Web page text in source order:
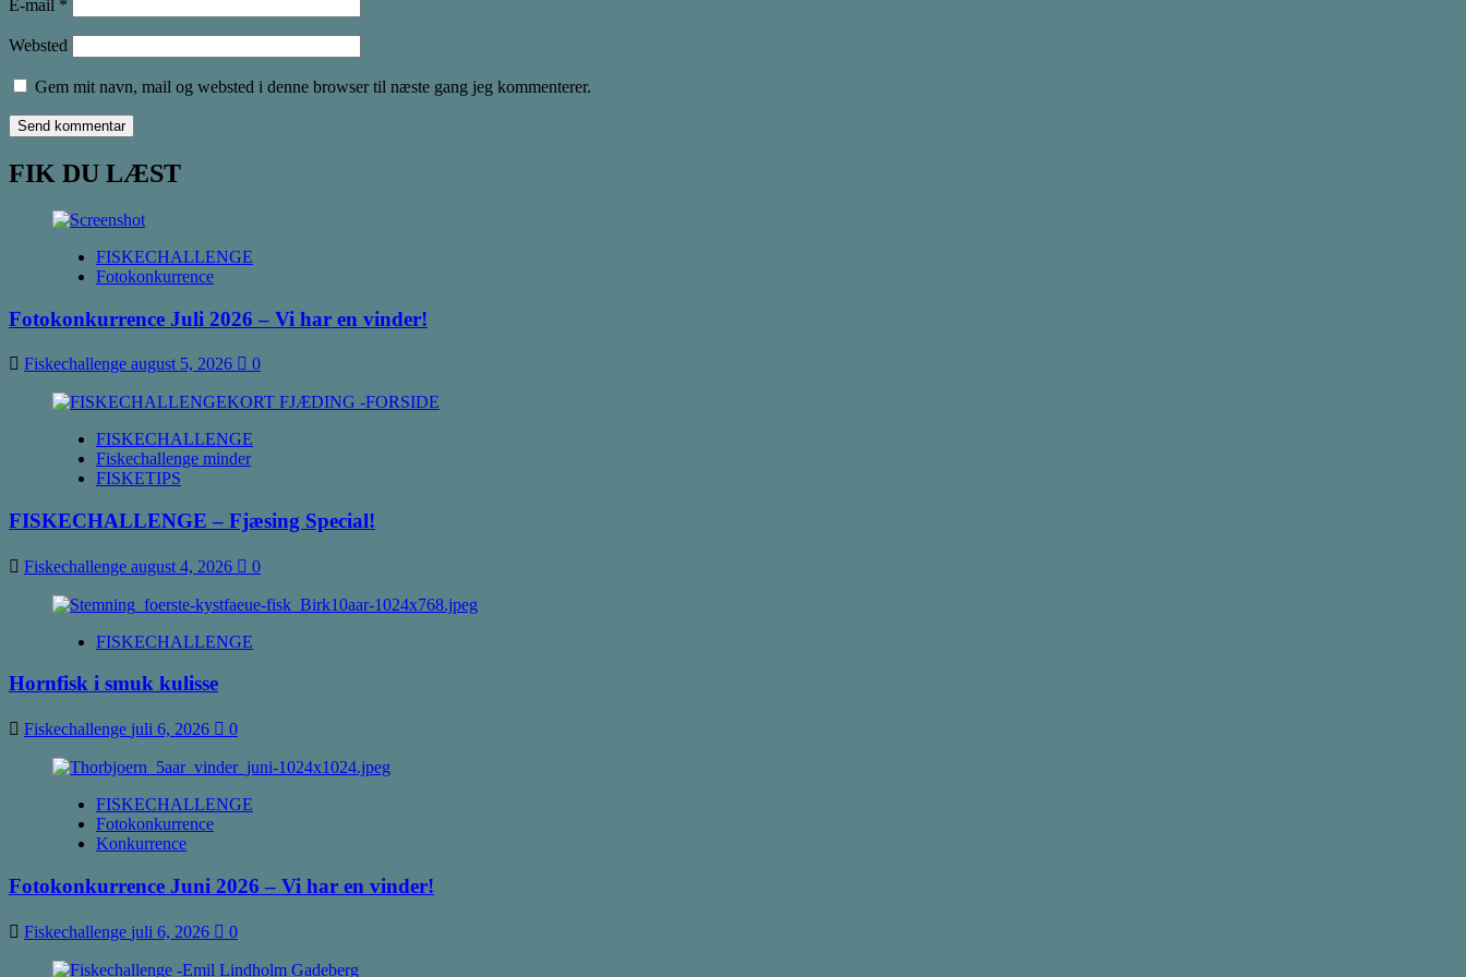
E-mail *
Websted
Gem mit navn, mail og websted i denne browser til næste gang jeg kommenterer.
FIK DU LÆST
FISKECHALLENGE
Fotokonkurrence
Fotokonkurrence Juli 2026 – Vi har en vinder!
Fiskechallenge august 5, 2026 0
FISKECHALLENGE
Fiskechallenge minder
FISKETIPS
FISKECHALLENGE – Fjæsing Special!
Fiskechallenge august 4, 2026 0
FISKECHALLENGE
Hornfisk i smuk kulisse
Fiskechallenge juli 6, 2026 0
FISKECHALLENGE
Fotokonkurrence
Konkurrence
Fotokonkurrence Juni 2026 – Vi har en vinder!
Fiskechallenge juli 6, 2026 0